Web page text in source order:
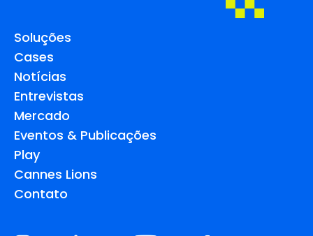
Soluções
Cases
Notícias
Entrevistas
Mercado
Eventos & Publicações
Play
Cannes Lions
Contato